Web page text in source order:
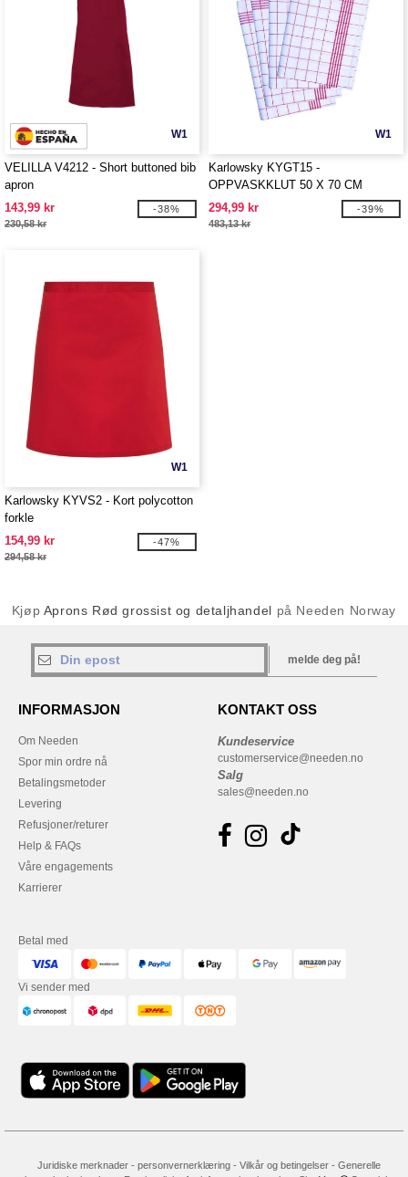
W1
VELILLA V4212 - Short buttoned bib
apron
143,99 kr
230,58 kr
-38%
W1
Karlowsky KYGT15 -
OPPVASKKLUT 50 X 70 CM
294,99 kr
483,13 kr
-39%
W1
Karlowsky KYVS2 - Kort polycotton
forkle
154,99 kr
294,58 kr
-47%
Kjøp Aprons Rød grossist og detaljhandel på Needen Norway
melde deg på!
INFORMASJON
Om Needen
Spor min ordre nå
Betalingsmetoder
Levering
Refusjoner/returer
Help & FAQs
Våre engagements
Karrierer
KONTAKT OSS
Kundeservice
customerservice@needen.no
Salg
sales@needen.no
Betal med
Vi sender med
Juridiske merknader- personvernerklæring- Vilkår og betingelser- Generelle